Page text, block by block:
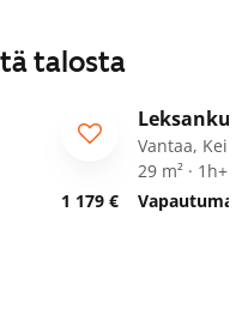
talosta
1 179 €
Vantaa,
29 m² · 1h+kt